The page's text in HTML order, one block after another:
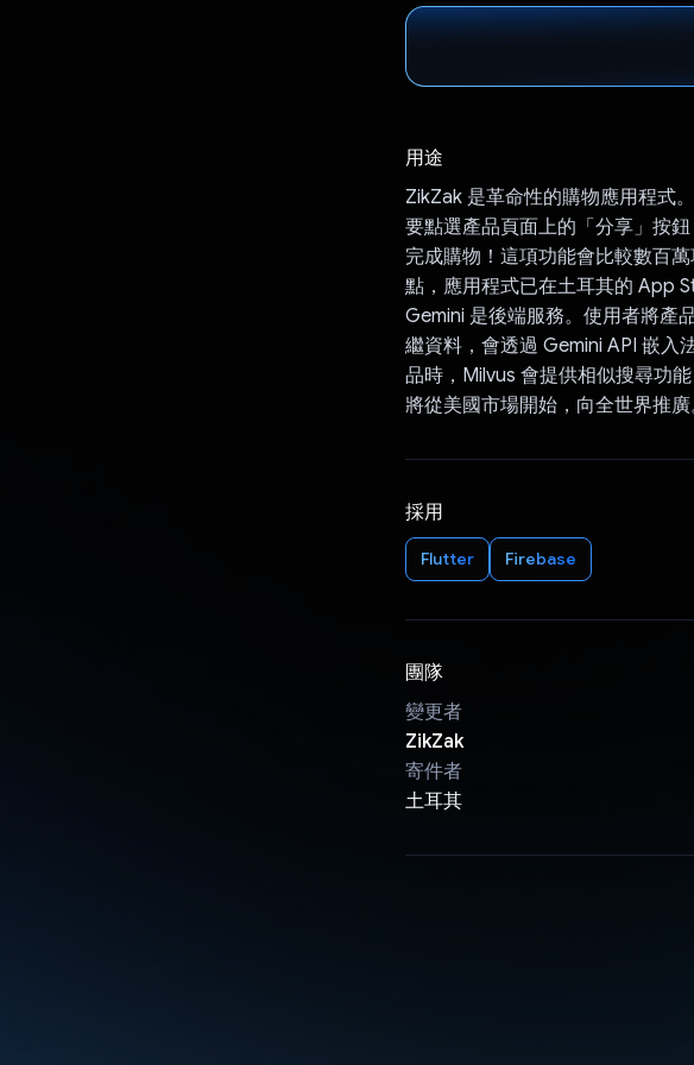
用途
ZikZak 是革命性的購物應用程式
要點選產品頁面上的「分享」按
完成購物！這項功能會比較數百
點，應用程式已在土耳其的 App
Gemini 是後端服務。使用者將產
繼資料，會透過 Gemini API 嵌入
品時，Milvus 會提供相似搜尋功
將從美國市場開始，向全世界推廣
採用
Flutter Firebase
團隊
變更者
ZikZak
寄件者
土耳其